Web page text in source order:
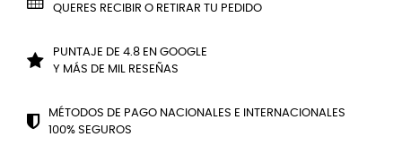
QUERES RECIBIR O RETIRAR TU PEDIDO
PUNTAJE DE 4.8 EN GOOGLE
Y MÁS DE MIL RESEÑAS
MÉTODOS DE PAGO NACIONALES E INTERNACIONALES
100% SEGUROS